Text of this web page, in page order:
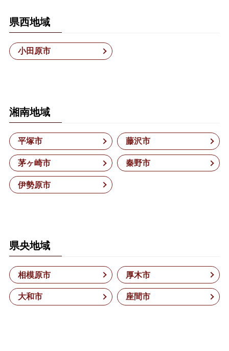
県西地域
小田原市
湘南地域
平塚市 藤沢市
茅ヶ崎市 秦野市
伊勢原市
県央地域
相模原市 厚木市
大和市 座間市